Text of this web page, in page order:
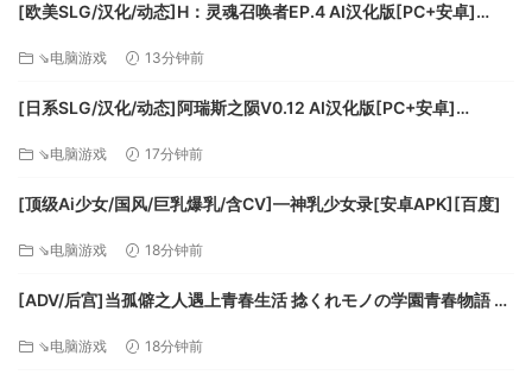
[欧美SLG/汉化/动态]H：灵魂召唤者EP.4 AI汉化版[PC+安卓]
⇘电脑游戏 13分钟前
[日系SLG/汉化/动态]阿瑞斯之陨V0.12 AI汉化版[PC+安卓]
⇘电脑游戏 17分钟前
[顶级Ai少女/国风/巨乳爆乳/含CV]—神乳少女录[安卓APK][百度]
⇘电脑游戏 18分钟前
[ADV/后宫]当孤僻之人遇上青春生活 捻くれモノの学園青春物語 ～
⇘电脑游戏 18分钟前